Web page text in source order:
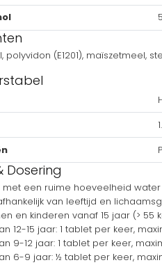
polyvidon (E1201), maïszetmeel,
Dosering
een ruime hoeveelheid
van leeftijd en
en kinderen vanaf 15 jaar (>
12-15 jaar: 1 tablet per keer,
9-12 jaar: 1 tablet per keer,
6-9 jaar: ½ tablet per keer,